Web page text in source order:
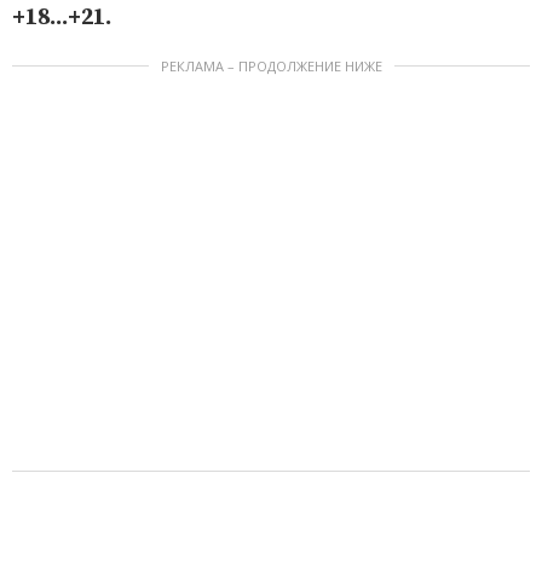
+18...+21.
РЕКЛАМА – ПРОДОЛЖЕНИЕ НИЖЕ